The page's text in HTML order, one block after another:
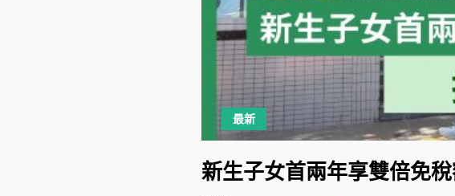
最新
新生子女首兩年享雙倍免